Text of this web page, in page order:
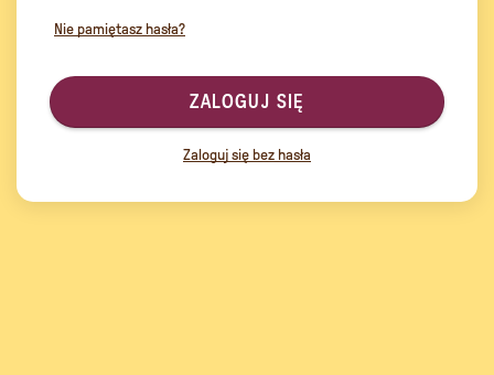
Nie pamiętasz hasła?
ZALOGUJ SIĘ
Zaloguj się bez hasła